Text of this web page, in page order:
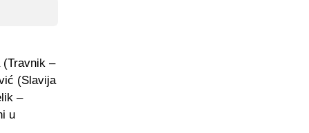
(Travnik –
(Slavija
–
u